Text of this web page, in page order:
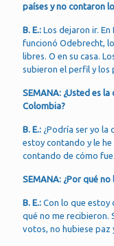
países y no contaron
B. E.: Los dejaron ir.
funcionó Odebrecht,
libres. O en su casa.
subieron el perfil y los
SEMANA: ¿Usted es
Colombia?
B. E.: ¿Podría ser yo la
estoy contando y le
contando de cómo fue.
SEMANA: ¿Por qué
B. E.: Con lo que estoy
qué no me recibieron.
votos, no hubiese paz